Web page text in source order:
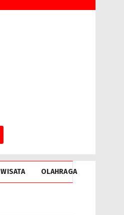
WISATA OLAHRAGA